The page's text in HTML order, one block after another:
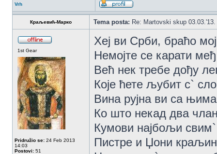
Vrh
Краљевић-Марко Tema posta: Re: Martovski skup 03.03.'13.
1st Gear
Pridružio se: 24 Feb 2013
14:03
Postovi: 51
Хеј ви Срби, браћо
Немојте се карати
Већ нек требе дођу
Које ћете љубит с`
Вина рујна ви са
Ко што некад два
Кумови најбољи свим`
Пистре и Џони